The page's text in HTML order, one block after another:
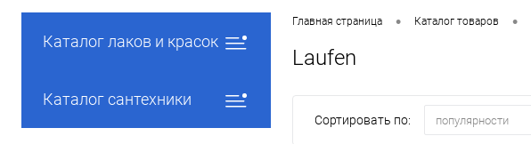
Каталог лаков и красок
Каталог сантехники
Главная страница • Каталог товаров •
Laufen
Сортировать по: популярности